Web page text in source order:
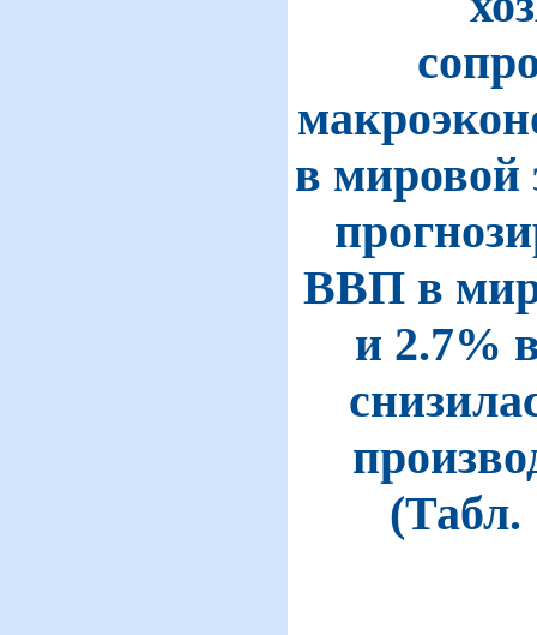
в мировой
ВВП в
и 2.7%
(Табл.